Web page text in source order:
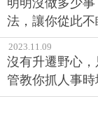
法，讓你從此不
2023.11.09
沒有升遷野心
管教你抓人事